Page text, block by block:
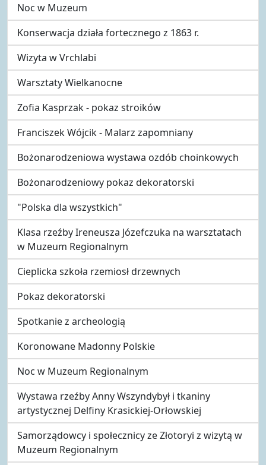
Noc w Muzeum
Konserwacja działa fortecznego z 1863 r.
Wizyta w Vrchlabi
Warsztaty Wielkanocne
Zofia Kasprzak - pokaz stroików
Franciszek Wójcik - Malarz zapomniany
Bożonarodzeniowa wystawa ozdób choinkowych
Bożonarodzeniowy pokaz dekoratorski
"Polska dla wszystkich"
Klasa rzeźby Ireneusza Józefczuka na warsztatach
w Muzeum Regionalnym
Cieplicka szkoła rzemiosł drzewnych
Pokaz dekoratorski
Spotkanie z archeologią
Koronowane Madonny Polskie
Noc w Muzeum Regionalnym
Wystawa rzeźby Anny Wszyndybył i tkaniny
artystycznej Delfiny Krasickiej-Orłowskiej
Samorządowcy i społecznicy ze Złotoryi z wizytą w
Muzeum Regionalnym